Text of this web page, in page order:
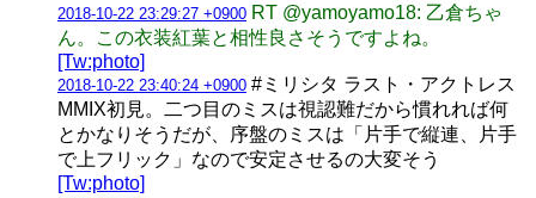
2018-10-22 23:29:27 +0900 RT @yamoyamo18: 乙倉ちゃ
ん。この衣装紅葉と相性良さそうですよね。
[Tw:photo]
2018-10-22 23:40:24 +0900 #ミリシタ ラスト・アクトレス
MMIX初見。二つ目のミスは視認難だから慣れれば何
とかなりそうだが、序盤のミスは「片手で縦連、片手
で上フリック」なので安定させるの大変そう
[Tw:photo]